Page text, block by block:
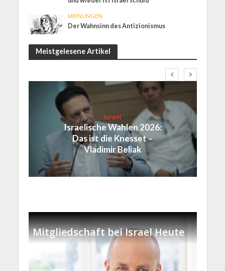
MEINUNGEN
Der Wahnsinn des Antizionismus
Meistgelesene Artikel
Israel
Israelische Wahlen 2026:
Das ist die Knesset –
Vladimir Beliak
Mitgliedschaft bei Israel Heute